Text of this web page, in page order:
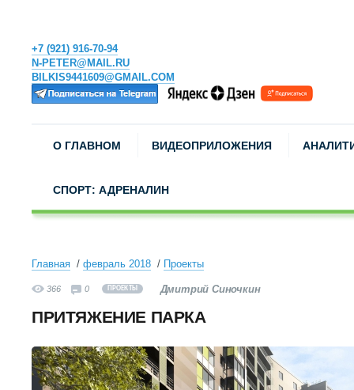
+7 (921) 916-70-94
N-PETER@MAIL.RU
BILKIS9441609@GMAIL.COM
О ГЛАВНОМ ВИДЕОПРИЛОЖЕНИЯ
СПОРТ: АДРЕНАЛИН
Главная февраль 2018 Проекты
366 0 ПРОЕКТЫ Дмитрий Синочкин
ПРИТЯЖЕНИЕ ПАРКА